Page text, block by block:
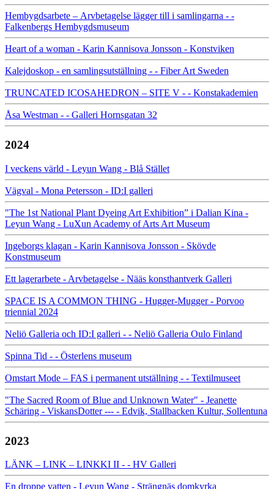
Hembygdsarbete – Arvbetagelse lägger till i samlingarna - -
Falkenbergs Hembygdsmuseum
Heart of a woman - Karin Kannisova Jonsson - Konstviken
Kalejdoskop - en samlingsutställning - - Fiber Art Sweden
TRUNCATED ICOSAHEDRON – SITE V - - Konstakademien
Åsa Westman - - Galleri Hornsgatan 32
2024
I veckens värld - Leyun Wang - Blå Stället
Vägval - Mona Petersson - ID:I galleri
"The 1st National Plant Dyeing Art Exhibition” i Dalian Kina -
Leyun Wang - LuXun Academy of Arts Art Museum
Ingeborgs klagan - Karin Kannisova Jonsson - Skövde
Konstmuseum
Ett lagerarbete - Arvbetagelse - Nääs konsthantverk Galleri
SPACE IS A COMMON THING - Hugger-Mugger - Porvoo
triennial 2024
Neliö Galleria och ID:I galleri - - Neliö Galleria Oulo Finland
Spinna Tid - - Österlens museum
Omstart Mode – FAS i permanent utställning - - Textilmuseet
"The Sacred Room of Blue and Unknown Water" - Jeanette
Schäring - ViskansDotter --- - Edvik, Stallbacken Kultur, Sollentuna
2023
LÄNK – LINK – LINKKI II - - HV Galleri
En droppe vatten - Leyun Wang - Strängnäs domkyrka